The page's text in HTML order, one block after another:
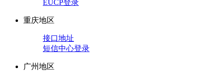
EUCP登录
重庆地区
接口地址
短信中心登录
广州地区